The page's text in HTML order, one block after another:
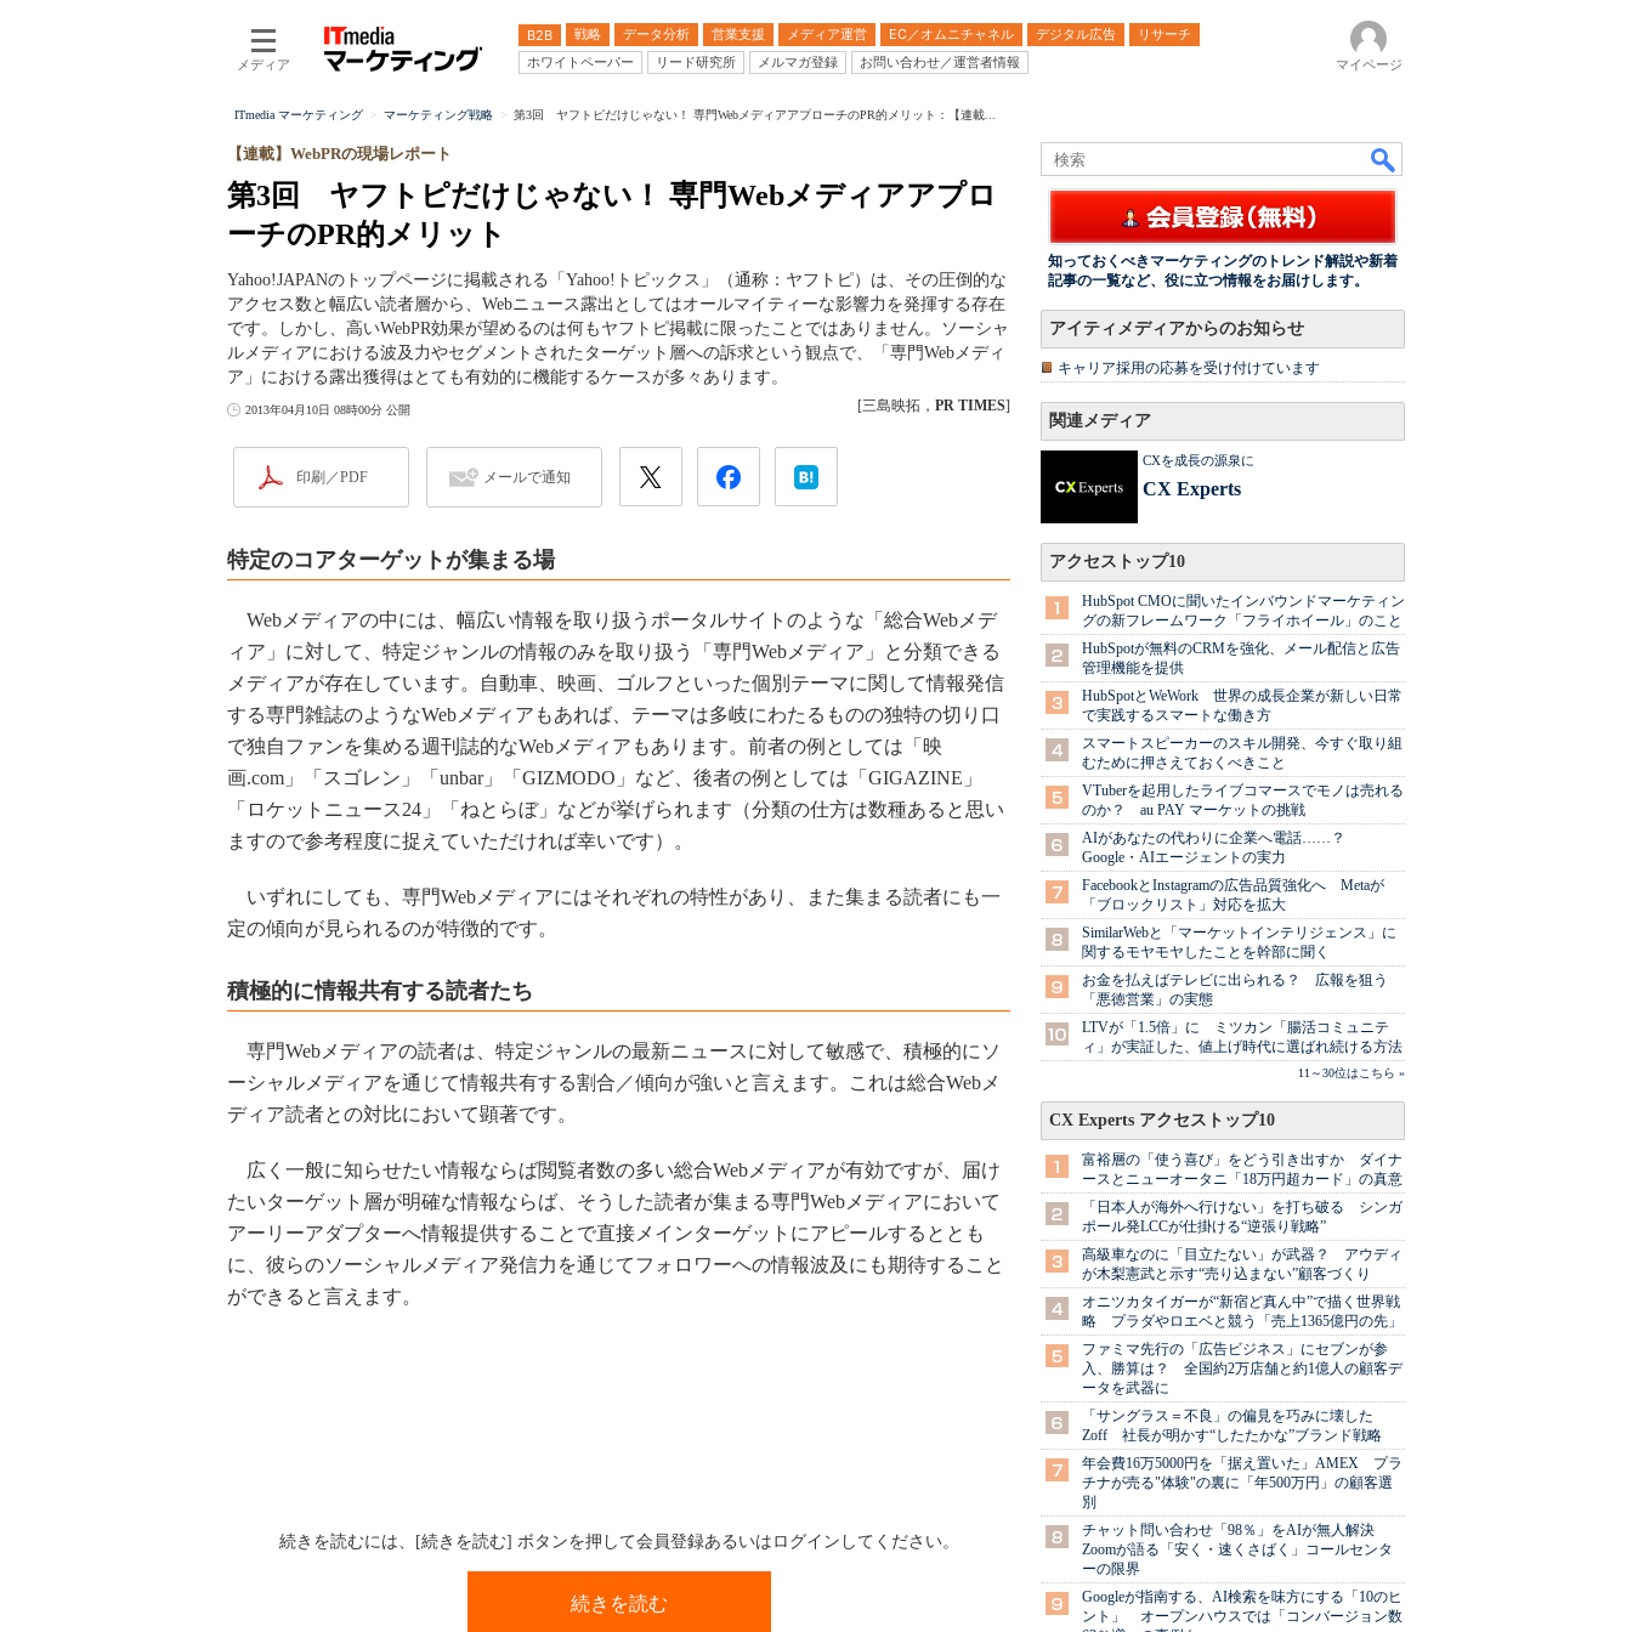
メディア
B2B 戦略 データ分析 営業支援 メディア運営 EC／オムニチャネル デジタル広告
リサーチ
ホワイトペーパー
リード研究所 メルマガ登録 お問い合わせ／運営者情報 マイページ
ITmedia マーケティング マーケティング戦略 第3回 ヤフトピだけじゃない！ 専門WebメディアアプローチのPR的メリット：【連載...
第3回 ヤフトピだけじゃない！ 専門Webメディアアプロ
ーチのPR的メリット
【連載】WebPRの現場レポート
Yahoo!JAPANのトップページに掲載される「Yahoo!トピックス」（通称：ヤフトピ）は、その圧倒的な
アクセス数と幅広い読者層から、Webニュース露出としてはオールマイティーな影響力を発揮する存在
です。しかし、高いWebPR効果が望めるのは何もヤフトピ掲載に限ったことではありません。ソーシャ
ルメディアにおける波及力やセグメントされたターゲット層への訴求という観点で、「専門Webメディ
ア」における露出獲得はとても有効的に機能するケースが多々あります。
2013年04月10日 08時00分 公開 [三島映拓， PR TIMES]
印刷／PDF メールで通知
特定のコアターゲットが集まる場
Webメディアの中には、幅広い情報を取り扱うポータルサイトのような「総合Webメデ
ィア」に対して、特定ジャンルの情報のみを取り扱う「専門Webメディア」と分類できる
メディアが存在しています。自動車、映画、ゴルフといった個別テーマに関して情報発信
する専門雑誌のようなWebメディアもあれば、テーマは多岐にわたるものの独特の切り口
で独自ファンを集める週刊誌的なWebメディアもあります。前者の例としては「映
画.com」「スゴレン」「unbar」「GIZMODO」など、後者の例としては「GIGAZINE」
「ロケットニュース24」「ねとらぼ」などが挙げられます（分類の仕方は数種あると思い
ますので参考程度に捉えていただければ幸いです）。
いずれにしても、専門Webメディアにはそれぞれの特性があり、また集まる読者にも一
定の傾向が見られるのが特徴的です。
積極的に情報共有する読者たち
専門Webメディアの読者は、特定ジャンルの最新ニュースに対して敏感で、積極的にソ
ーシャルメディアを通じて情報共有する割合／傾向が強いと言えます。これは総合Webメ
ディア読者との対比において顕著です。
広く一般に知らせたい情報ならば閲覧者数の多い総合Webメディアが有効ですが、届け
たいターゲット層が明確な情報ならば、そうした読者が集まる専門Webメディアにおいて
アーリーアダプターへ情報提供することで直接メインターゲットにアピールするととも
に、彼らのソーシャルメディア発信力を通じてフォロワーへの情報波及にも期待すること
ができると言えます。
続きを読むには、[続きを読む] ボタンを押して会員登録あるいはログインしてください。
続きを読む
知っておくべきマーケティングのトレンド解説や新着
記事の一覧など、役に立つ情報をお届けします。
アイティメディアからのお知らせ
キャリア採用の応募を受け付けています
関連メディア
CXを成長の源泉に
CX Experts
アクセストップ10
HubSpot CMOに聞いたインバウンドマーケティン
グの新フレームワーク「フライホイール」のこと
HubSpotが無料のCRMを強化、メール配信と広告
管理機能を提供
HubSpotとWeWork 世界の成長企業が新しい日常
で実践するスマートな働き方
スマートスピーカーのスキル開発、今すぐ取り組
むために押さえておくべきこと
VTuberを起用したライブコマースでモノは売れる
のか？ au PAY マーケットの挑戦
AIがあなたの代わりに企業へ電話……？
Google・AIエージェントの実力
FacebookとInstagramの広告品質強化へ Metaが
「ブロックリスト」対応を拡大
SimilarWebと「マーケットインテリジェンス」に
関するモヤモヤしたことを幹部に聞く
お金を払えばテレビに出られる？ 広報を狙う
「悪徳営業」の実態
LTVが「1.5倍」に ミツカン「腸活コミュニテ
ィ」が実証した、値上げ時代に選ばれ続ける方法
11～30位はこちら »
CX Experts アクセストップ10
富裕層の「使う喜び」をどう引き出すか ダイナ
ースとニューオータニ「18万円超カード」の真意
「日本人が海外へ行けない」を打ち破る シンガ
ポール発LCCが仕掛ける“逆張り戦略”
高級車なのに「目立たない」が武器？ アウディ
が木梨憲武と示す“売り込まない”顧客づくり
オニツカタイガーが“新宿ど真ん中”で描く世界戦
略 プラダやロエベと競う「売上1365億円の先」
ファミマ先行の「広告ビジネス」にセブンが参
入、勝算は？ 全国約2万店舗と約1億人の顧客デ
ータを武器に
「サングラス＝不良」の偏見を巧みに壊した
Zoff 社長が明かす“したたかな”ブランド戦略
年会費16万5000円を「据え置いた」AMEX プラ
チナが売る"体験"の裏に「年500万円」の顧客選
別
チャット問い合わせ「98％」をAIが無人解決
Zoomが語る「安く・速くさばく」コールセンタ
ーの限界
Googleが指南する、AI検索を味方にする「10のヒ
ント」 オープンハウスでは「コンバージョン数